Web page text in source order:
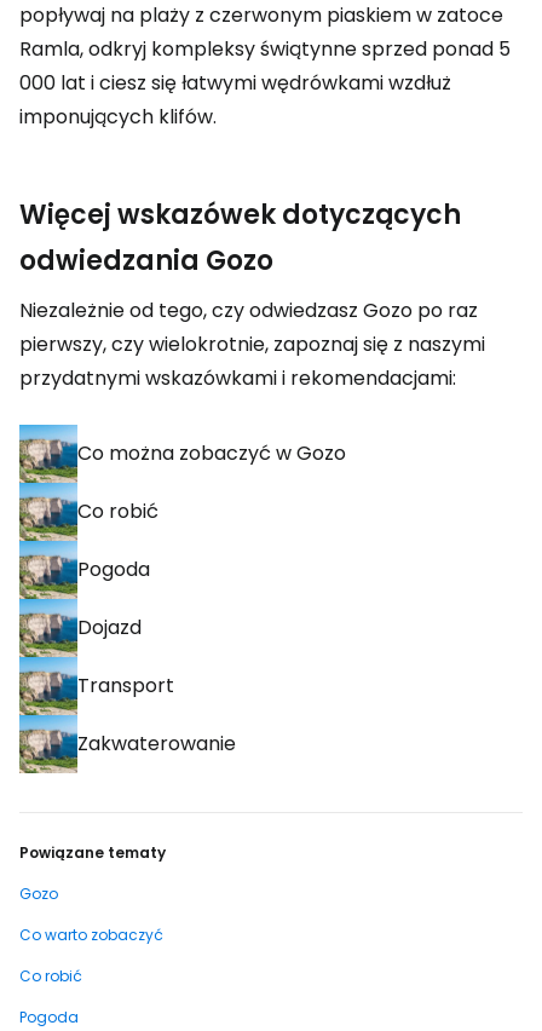
popływaj na plaży z czerwonym piaskiem w zatoce
Ramla, odkryj kompleksy świątynne sprzed ponad 5
000 lat i ciesz się łatwymi wędrówkami wzdłuż
imponujących klifów.
Więcej wskazówek dotyczących
odwiedzania Gozo
Niezależnie od tego, czy odwiedzasz Gozo po raz
pierwszy, czy wielokrotnie, zapoznaj się z naszymi
przydatnymi wskazówkami i rekomendacjami:
Co można zobaczyć w Gozo
Co robić
Pogoda
Dojazd
Transport
Zakwaterowanie
Powiązane tematy
Gozo
Co warto zobaczyć
Co robić
Pogoda